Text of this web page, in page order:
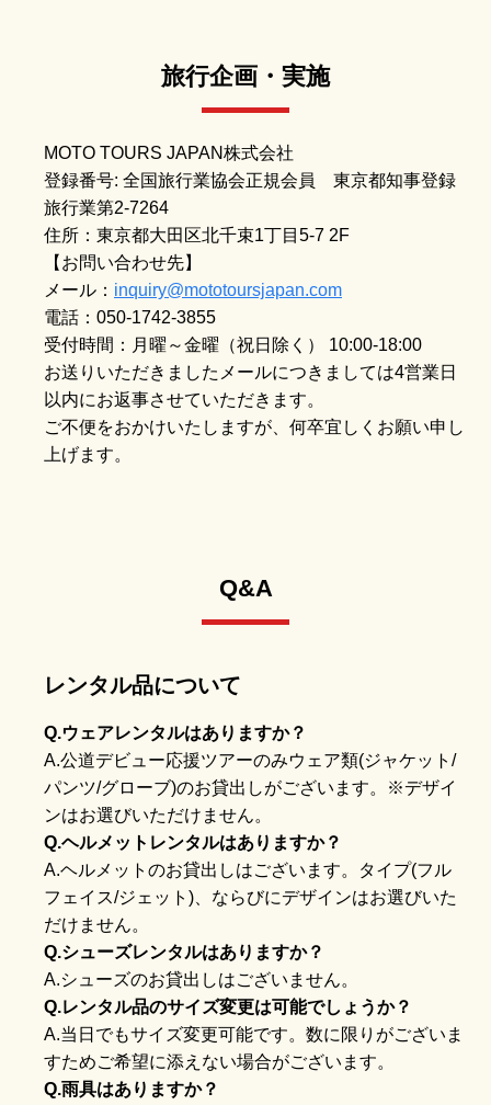
旅行企画・実施
MOTO TOURS JAPAN株式会社
登録番号: 全国旅行業協会正規会員 東京都知事登録
旅行業第2-7264
住所：東京都大田区北千束1丁目5-7 2F
【お問い合わせ先】
メール： inquiry@mototoursjapan.com
電話：050-1742-3855
受付時間：月曜～金曜（祝日除く） 10:00-18:00
お送りいただきましたメールにつきましては4営業日
以内にお返事させていただきます。
ご不便をおかけいたしますが、何卒宜しくお願い申し
上げます。
Q&A
レンタル品について
Q.ウェアレンタルはありますか？
A.公道デビュー応援ツアーのみウェア類(ジャケット/
パンツ/グローブ)のお貸出しがございます。※デザイ
ンはお選びいただけません。
Q.ヘルメットレンタルはありますか？
A.ヘルメットのお貸出しはございます。タイプ(フル
フェイス/ジェット)、ならびにデザインはお選びいた
だけません。
Q.シューズレンタルはありますか？
A.シューズのお貸出しはございません。
Q.レンタル品のサイズ変更は可能でしょうか？
A.当日でもサイズ変更可能です。数に限りがございま
すためご希望に添えない場合がございます。
Q.雨具はありますか？